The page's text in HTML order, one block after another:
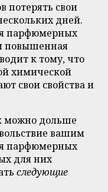
потерять свои
дней.
парфюмерных
повышенная
к тому, что
химической
свои свойства и
можно дольше
вашим
парфюмерных
для них
следующие